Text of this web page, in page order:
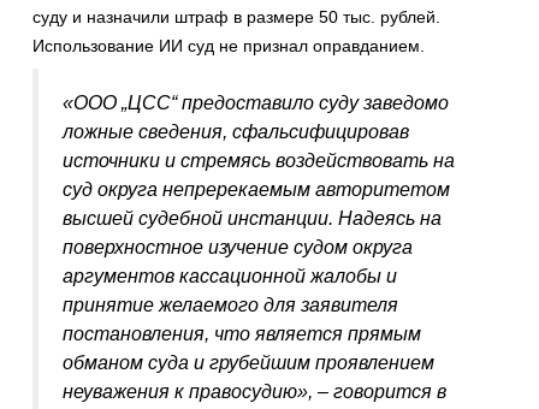
суду и назначили штраф в размере 50 тыс. рублей.
Использование ИИ суд не признал оправданием.
«ООО „ЦСС“ предоставило суду заведомо
ложные сведения, сфальсифицировав
источники и стремясь воздействовать на
суд округа непререкаемым авторитетом
высшей судебной инстанции. Надеясь на
поверхностное изучение судом округа
аргументов кассационной жалобы и
принятие желаемого для заявителя
постановления, что является прямым
обманом суда и грубейшим проявлением
неуважения к правосудию», – говорится в